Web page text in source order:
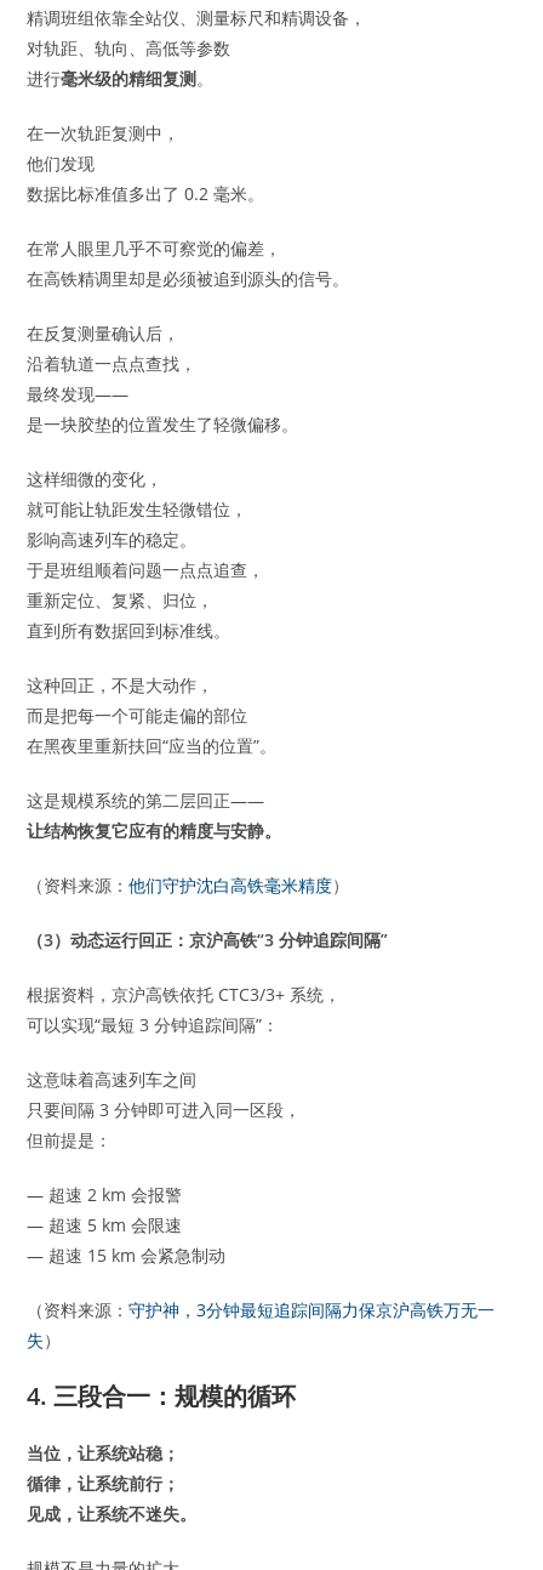
精调班组依靠全站仪、测量标尺和精调设备，
对轨距、轨向、高低等参数
进行毫米级的精细复测。
在一次轨距复测中，
他们发现
数据比标准值多出了 0.2 毫米。
在常人眼里几乎不可察觉的偏差，
在高铁精调里却是必须被追到源头的信号。
在反复测量确认后，
沿着轨道一点点查找，
最终发现——
是一块胶垫的位置发生了轻微偏移。
这样细微的变化，
就可能让轨距发生轻微错位，
影响高速列车的稳定。
于是班组顺着问题一点点追查，
重新定位、复紧、归位，
直到所有数据回到标准线。
这种回正，不是大动作，
而是把每一个可能走偏的部位
在黑夜里重新扶回“应当的位置”。
这是规模系统的第二层回正——
让结构恢复它应有的精度与安静。
（资料来源：他们守护沈白高铁毫米精度）
（3）动态运行回正：京沪高铁“3 分钟追踪间隔”
根据资料，京沪高铁依托 CTC3/3+ 系统，
可以实现“最短 3 分钟追踪间隔”：
这意味着高速列车之间
只要间隔 3 分钟即可进入同一区段，
但前提是：
— 超速 2 km 会报警
— 超速 5 km 会限速
— 超速 15 km 会紧急制动
（资料来源：守护神，3分钟最短追踪间隔力保京沪高铁万无一
失）
4. 三段合一：规模的循环
当位，让系统站稳；
循律，让系统前行；
见成，让系统不迷失。